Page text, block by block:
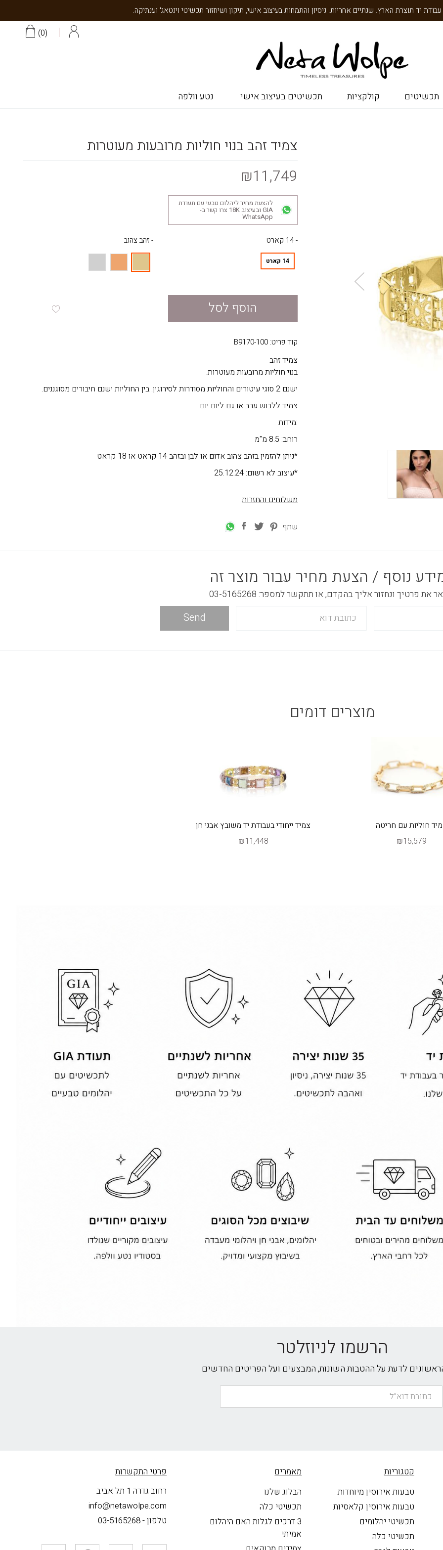
0
תכשיטים קולקציות תכשיטים בעיצוב אישי נטע וולפה
צמיד זהב בנוי חוליות מרובעות מעוטרות
₪11,749
להצעת מחיר ליהלום טבעי עם תעודת
GIA ובעיצוב 18K צרו קשר ב-
WhatsApp
- 14 קארט
14 קארט
- זהב צהוב
הוסף לסל
קוד פריט: B9170-100
צמיד זהב
בנוי חוליות מרובעות מעוטרות.
ישנם 2 סוגי עיטורים והחוליות מסודרות לסירוגין. בין החוליות ישנם חיבורים מסוגננים.
צמיד ללבוש ערב או גם ליום יום.
:מידות
רוחב: 8.5 מ"מ
*ניתן להזמין בזהב צהוב אדום או לבן ובזהב 14 קראט או 18 קראט
*עיצוב לא רשום: 25.12.24
משלוחים והחזרות
שתף
נוסף / הצעת מחיר עבור מוצר זה
את פרטיך ונחזור אליך בהקדם, או תתקשר למספר: 03-5165268
Send
מוצרים דומים
חוליות עם חריטה
₪15,579
צמיד ייחודי בעבודת יד משובץ אבני חן
₪11,448
הרשמו לניוזלטר
לדעת על ההטבות השונות, המבצעים ועל הפריטים החדשים
קטגוריות
טבעות אירוסין מיוחדות
טבעות אירוסין קלאסיות
תכשיטי יהלומים
תכשיטי כלה
מאמרים
הבלוג שלנו
תכשיטי כלה
3 דרכים לגלות האם היהלום
אמיתי
פרטי התקשרות
רחוב גדרה 1 תל אביב
info@netawolpe.com
טלפון -03-5165268